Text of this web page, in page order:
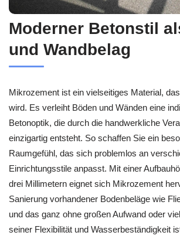
Moderner Betonstil
und Wandbelag
Mikrozement ist ein vielseitiges Material,
wird. Es verleiht Böden und Wänden eine
Betonoptik, die durch die handwerkliche
einzigartig entsteht. So schaffen Sie ein
Raumgefühl, das sich problemlos an
Einrichtungsstile anpasst. Mit einer
drei Millimetern eignet sich Mikrozement
Sanierung vorhandener Bodenbeläge wie
und das ganz ohne großen Aufwand oder
seiner Flexibilität und Wasserbeständigkeit